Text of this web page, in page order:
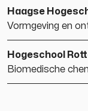
Haagse
Vormgeving en
Hogeschool
Biomedische